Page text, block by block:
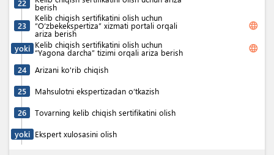
22
berish
23
Kelib chiqish sertifikatini olish uchun
“O‘zbekekspertiza” xizmati portali orqali
ariza berish
language
yoki Kelib chiqish sertifikatini olish uchun
“Yagona darcha” tizimi orqali ariza berish language
24 Arizani ko'rib chiqish
25 Mahsulotni ekspertizadan o‘tkazish
26 Tovarning kelib chiqish sertifikatini olish
yoki Ekspert xulosasini olish